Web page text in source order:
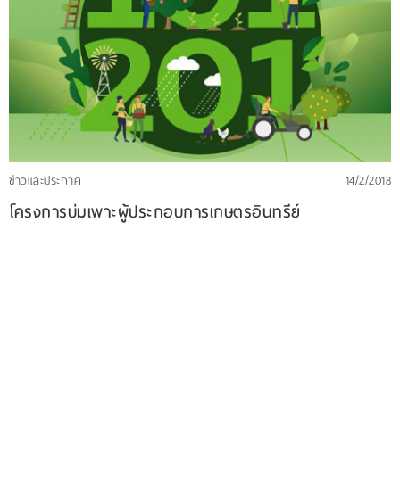
ข่าวและประกาศ 14/2/2018
โครงการบ่มเพาะผู้ประกอบการเกษตรอินทรีย์